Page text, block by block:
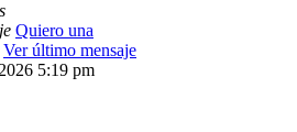
Quiero una
Ver último mensaje
5:19 pm